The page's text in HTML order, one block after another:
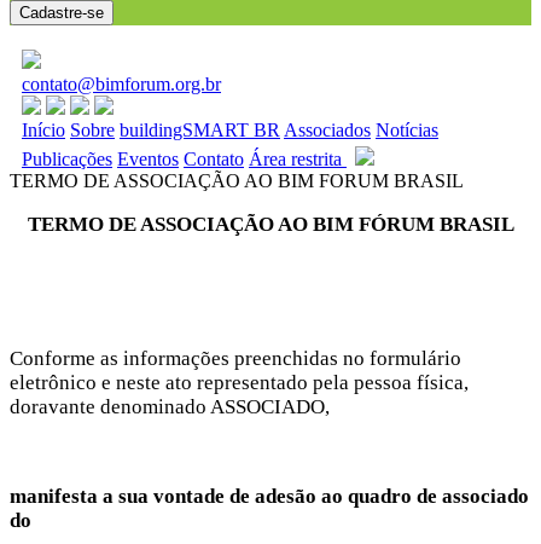
contato@bimforum.org.br
Início Sobre buildingSMART BR Associados Notícias
Publicações Eventos Contato Área restrita
TERMO DE ASSOCIAÇÃO AO BIM FORUM BRASIL
TERMO DE ASSOCIAÇÃO AO BIM FÓRUM BRASIL
Conforme as informações preenchidas no formulário
eletrônico e neste ato representado pela pessoa física,
doravante denominado ASSOCIADO,
manifesta a sua vontade de adesão ao quadro de associado
do